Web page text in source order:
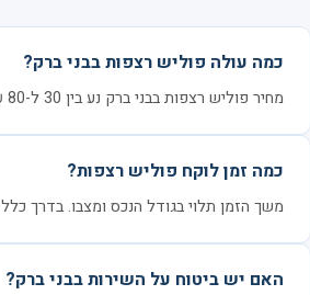
כמה עולה פוליש רצפות בבני ברק?
מחיר פוליש רצפות בבני ברק נע בין 30 ל-80 ₪ למ"ר, בהתאם לגודל הנכס ומצבו.
כמה זמן לוקח פוליש רצפות?
משך הזמן תלוי בגודל הנכס ומצבו. בדרך כלל 3–6 שעות לדירת 3–4 חדרים.
האם יש ביטוח על השירות בבני ברק?